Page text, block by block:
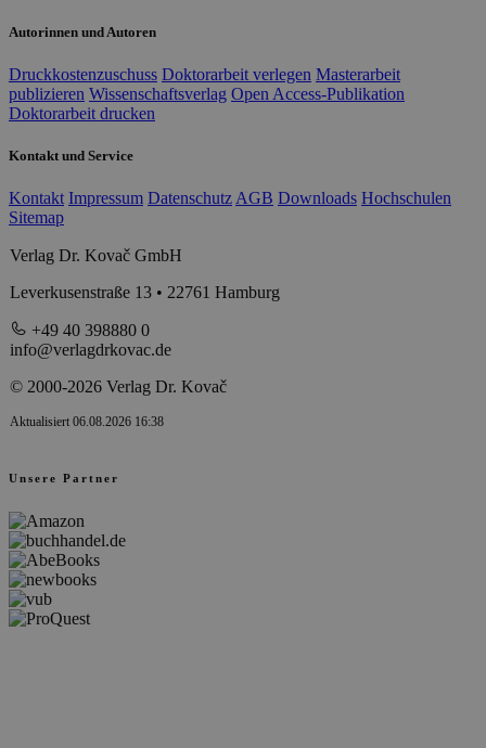
Autorinnen und Autoren
Druckkostenzuschuss Doktorarbeit verlegen Masterarbeit
publizieren Wissenschaftsverlag Open Access-Publikation
Doktorarbeit drucken
Kontakt und Service
Kontakt Impressum Datenschutz AGB Downloads Hochschulen
Sitemap
Verlag Dr. Kovač GmbH
Leverkusenstraße 13 • 22761 Hamburg
+49 40 398880 0
info@verlagdrkovac.de
© 2000-2026 Verlag Dr. Kovač
Aktualisiert 06.08.2026 16:38
Unsere Partner